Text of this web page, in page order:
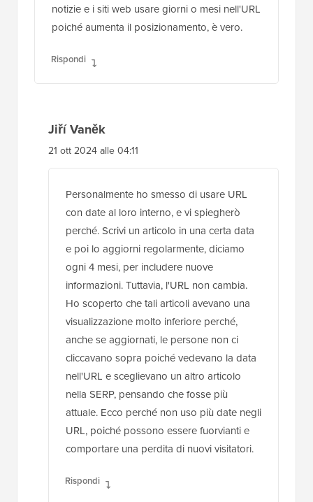
notizie e i siti web usare giorni o mesi nell'URL
poiché aumenta il posizionamento, è vero.
Rispondi
Jiří Vaněk
21 ott 2024 alle 04:11
Personalmente ho smesso di usare URL
con date al loro interno, e vi spiegherò
perché. Scrivi un articolo in una certa data
e poi lo aggiorni regolarmente, diciamo
ogni 4 mesi, per includere nuove
informazioni. Tuttavia, l'URL non cambia.
Ho scoperto che tali articoli avevano una
visualizzazione molto inferiore perché,
anche se aggiornati, le persone non ci
cliccavano sopra poiché vedevano la data
nell'URL e sceglievano un altro articolo
nella SERP, pensando che fosse più
attuale. Ecco perché non uso più date negli
URL, poiché possono essere fuorvianti e
comportare una perdita di nuovi visitatori.
Rispondi